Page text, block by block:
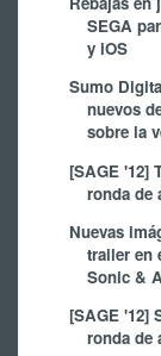
SEGA
y iOS
Sumo
nuevos
sobre la
[SAGE '12]
ronda de
Nuevas
trailer en
Sonic &
[SAGE '12]
ronda de